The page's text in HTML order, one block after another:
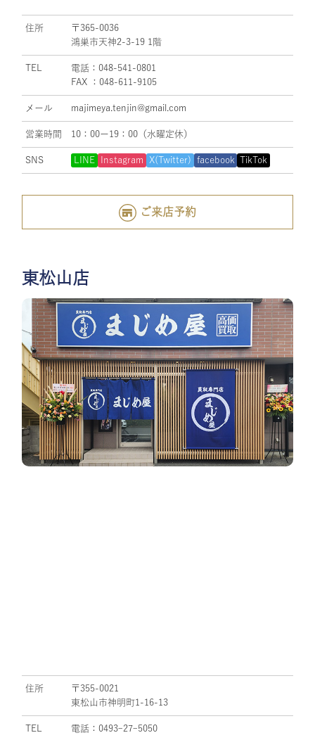
住所
〒365-0036
鴻巣市天神2-3-19 1階
TEL
電話：048-541-0801
FAX ：048-611-9105
メール majimeya.tenjin@gmail.com
営業時間 10：00ー19：00（水曜定休）
SNS LINE Instagram X(Twitter) facebook TikTok
ご来店予約
東松山店
住所
〒355-0021
東松山市神明町1-16-13
TEL 電話：0493ｰ27ｰ5050